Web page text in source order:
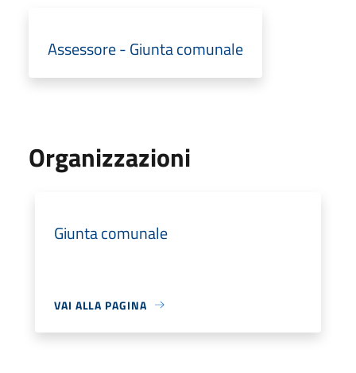
Assessore - Giunta comunale
Organizzazioni
Giunta comunale
VAI ALLA PAGINA